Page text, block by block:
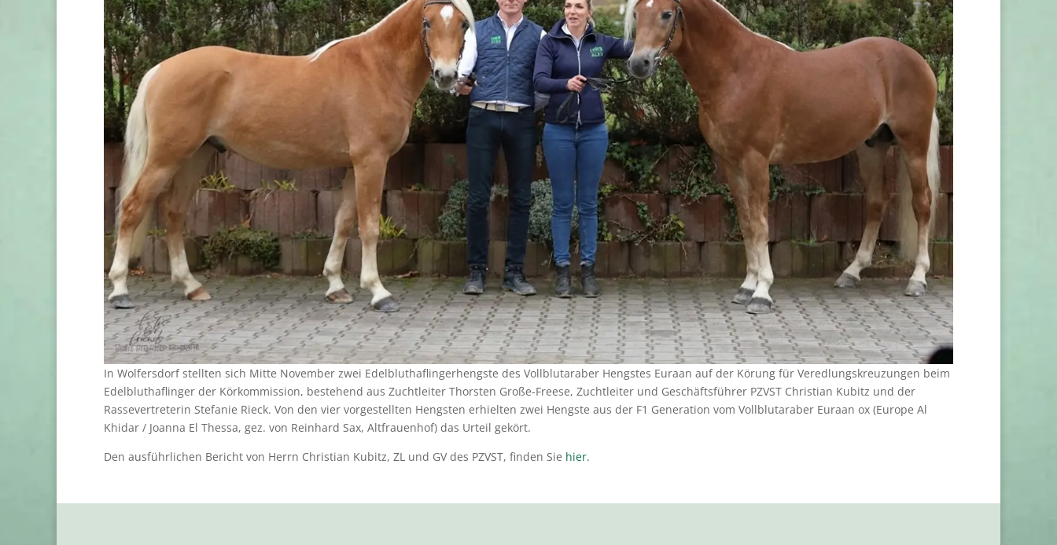
In Wolfersdorf stellten sich Mitte November zwei Edelbluthaflingerhengste des Vollblutaraber Hengstes Euraan auf der Körung für Veredlungskreuzungen beim
Edelbluthaflinger der Körkommission, bestehend aus Zuchtleiter Thorsten Große-Freese, Zuchtleiter und Geschäftsführer PZVST Christian Kubitz und der
Rassevertreterin Stefanie Rieck. Von den vier vorgestellten Hengsten erhielten zwei Hengste aus der F1 Generation vom Vollblutaraber Euraan ox (Europe Al
Khidar / Joanna El Thessa, gez. von Reinhard Sax, Altfrauenhof) das Urteil gekört.
Den ausführlichen Bericht von Herrn Christian Kubitz, ZL und GV des PZVST, finden Sie hier.